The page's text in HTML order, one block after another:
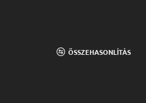
ÖSSZEHASONLÍTÁS